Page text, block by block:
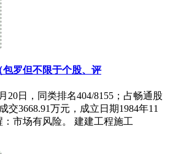
罗但不限于个股、评
20日，同类排名404/8155；占畅通股
交3668.91万元，成立日期1984年11
：市场有风险。 建建工程施工